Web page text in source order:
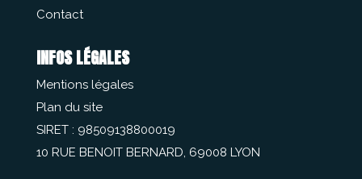
Contact
INFOS LÉGALES
Mentions légales
Plan du site
SIRET : 98509138800019
10 RUE BENOIT BERNARD, 69008 LYON